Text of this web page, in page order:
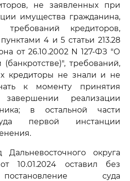
не заявленных при
имущества гражданина,
кредиторов,
4 и 5 статьи 213.28
от 26.10.2002 N 127-ФЗ "О
(банкротстве)", требований,
кредиторы не знали и не
к моменту принятия
реализации
в остальной части
первой инстанции
округа
10.01.2024 оставил без
суда